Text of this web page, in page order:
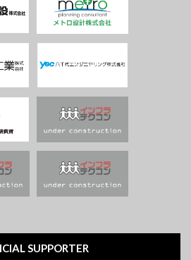
SUPPORTER